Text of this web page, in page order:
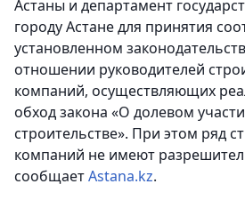
Астаны и департамент
городу Астане для принятия
установленном
отношении руководителей
компаний, осуществляющих
обход закона «О долевом
строительстве». При этом ряд
компаний не имеют
сообщаетAstana.kz.